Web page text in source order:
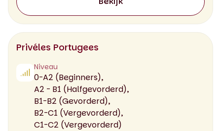
Privéles Portugees
Niveau
0-A2 (Beginners),
A2 - B1 (Halfgevorderd),
B1-B2 (Gevorderd),
B2-C1 (Vergevorderd),
C1-C2 (Vergevorderd)